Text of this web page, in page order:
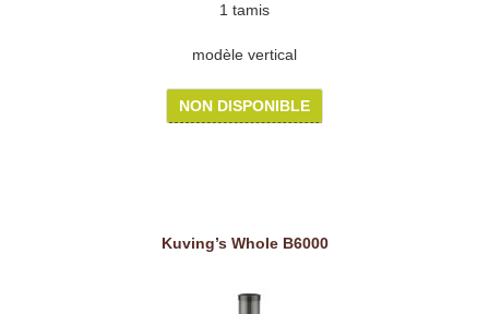
1 tamis
modèle vertical
NON DISPONIBLE
Kuving’s Whole B6000